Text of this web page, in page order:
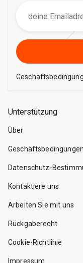
Unterstützung
Über
Geschäftsbedingungen
Datenschutz-
Kontaktiere uns
Arbeiten Sie mit uns
Rückgaberecht
Cookie-Richtlinie
Impressum